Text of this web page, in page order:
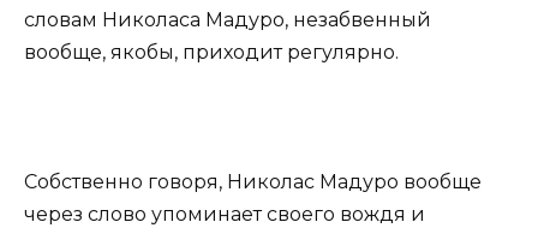
словам Николаса Мадуро, незабвенный
вообще, якобы, приходит регулярно.
Собственно говоря, Николас Мадуро вообще
через слово упоминает своего вождя и